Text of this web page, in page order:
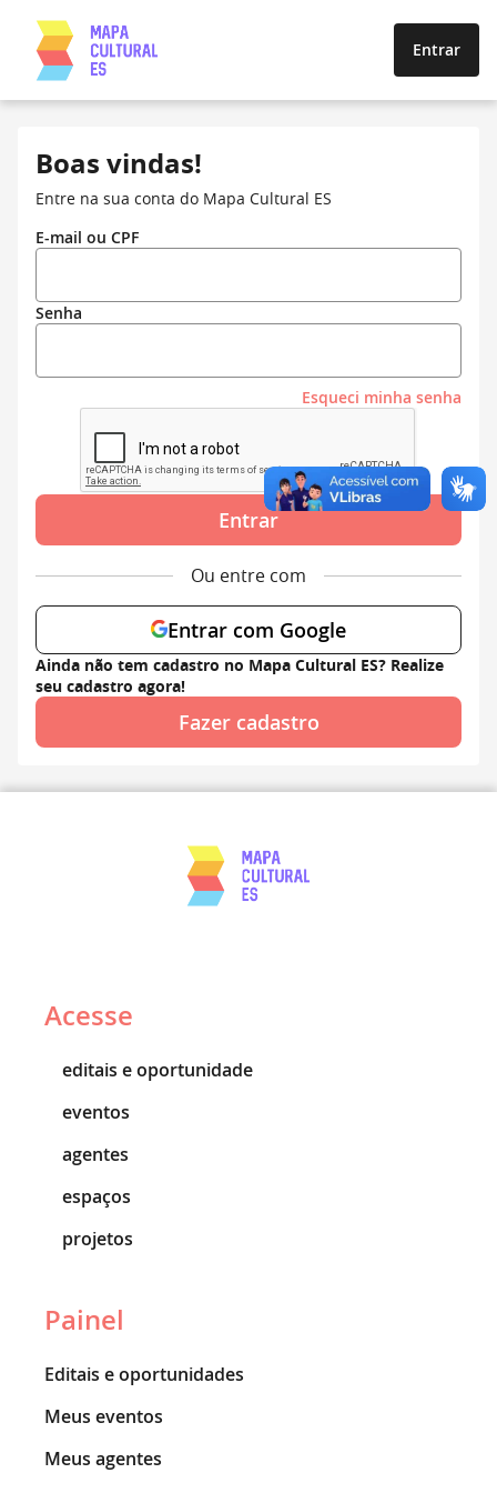
Entrar
Boas vindas!
Entre na sua conta do Mapa Cultural ES
E-mail ou CPF
Senha
Esqueci minha senha
Entrar
Ou entre com
Entrar com Google
Ainda não tem cadastro no Mapa Cultural ES? Realize
seu cadastro agora!
Fazer cadastro
Acesse
editais e oportunidade
eventos
agentes
espaços
projetos
Painel
Editais e oportunidades
Meus eventos
Meus agentes